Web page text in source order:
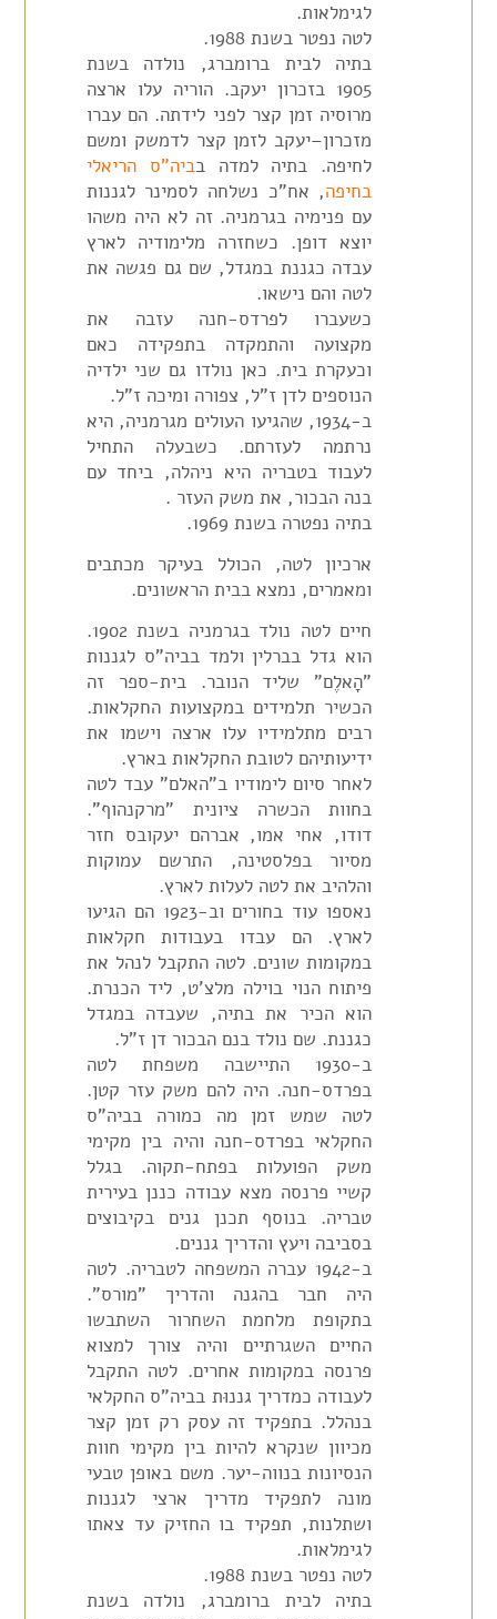
לגימלאות.
לטה נפטר בשנת 1988.
בתיה לבית ברומברג, נולדה בשנת
1905 בזכרון יעקב. הוריה עלו ארצה
מרוסיה זמן קצר לפני לידתה. הם עברו
מזכרון–יעקב לזמן קצר לדמשק ומשם
לחיפה. בתיה למדה בביה"ס הריאלי
בחיפה, אח"כ נשלחה לסמינר לגננות
עם פנימיה בגרמניה. זה לא היה משהו
יוצא דופן. כשחזרה מלימודיה לארץ
עבדה כגננת במגדל, שם גם פגשה את
לטה והם נישאו.
כשעברו לפרדס-חנה עזבה את
מקצועה והתמקדה בתפקידה כאם
וכעקרת בית. כאן נולדו גם שני ילדיה
הנוספים לדן ז"ל, צפורה ומיכה ז"ל.
ב-1934, שהגיעו העולים מגרמניה, היא
נרתמה לעזרתם. כשבעלה התחיל
לעבוד בטבריה היא ניהלה, ביחד עם
בנה הבכור, את משק העזר .
בתיה נפטרה בשנת 1969.
ארכיון לטה, הכולל בעיקר מכתבים
ומאמרים, נמצא בבית הראשונים.
חיים לטה נולד בגרמניה בשנת 1902.
הוא גדל בברלין ולמד בביה"ס לגננות
"הָאלֶם" שליד הנובר. בית-ספר זה
הכשיר תלמידים במקצועות החקלאות.
רבים מתלמידיו עלו ארצה וישמו את
ידיעותיהם לטובת החקלאות בארץ.
לאחר סיום לימודיו ב"האלם" עבד לטה
בחוות הכשרה ציונית "מרקנהוף".
דודו, אחי אמו, אברהם יעקובס חזר
מסיור בפלסטינה, התרשם עמוקות
והלהיב את לטה לעלות לארץ.
נאספו עוד בחורים וב-1923 הם הגיעו
לארץ. הם עבדו בעבודות חקלאות
במקומות שונים. לטה התקבל לנהל את
פיתוח הנוי בוילה מלצ'ט, ליד הכנרת.
הוא הכיר את בתיה, שעבדה במגדל
כגננת. שם נולד בנם הבכור דן ז"ל.
ב-1930 התיישבה משפחת לטה
בפרדס-חנה. היה להם משק עזר קטן.
לטה שמש זמן מה כמורה בביה"ס
החקלאי בפרדס-חנה והיה בין מקימי
משק הפועלות בפתח-תקוה. בגלל
קשיי פרנסה מצא עבודה כננן בעירית
טבריה. בנוסף תכנן גנים בקיבוצים
בסביבה ויעץ והדריך גננים.
ב-1942 עברה המשפחה לטבריה. לטה
היה חבר בהגנה והדריך "מורס".
בתקופת מלחמת השחרור השתבשו
החיים השגרתיים והיה צורך למצוא
פרנסה במקומות אחרים. לטה התקבל
לעבודה כמדריך גננוּת בביה"ס החקלאי
בנהלל. בתפקיד זה עסק רק זמן קצר
מכיוון שנקרא להיות בין מקימי חוות
הנסיונות בנווה-יער. משם באופן טבעי
מונה לתפקיד מדריך ארצי לגננות
ושתלנות, תפקיד בו החזיק עד צאתו
לגימלאות.
לטה נפטר בשנת 1988.
בתיה לבית ברומברג, נולדה בשנת